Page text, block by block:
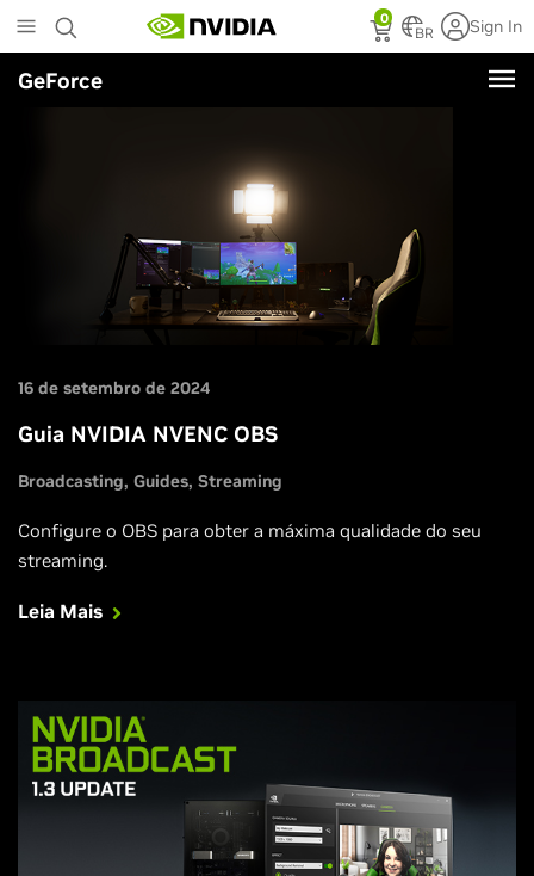
to
main
content
0
BR Sign In
GeForce
16 de setembro de 2024
Guia NVIDIA NVENC OBS
Broadcasting Guides Streaming
Configure o OBS para obter a máxima qualidade do seu
streaming.
Leia Mais